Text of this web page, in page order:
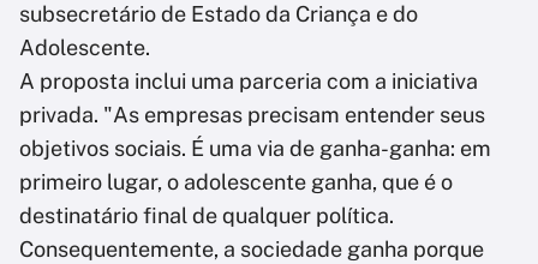
subsecretário de Estado da Criança e do
Adolescente.
A proposta inclui uma parceria com a iniciativa
privada. "As empresas precisam entender seus
objetivos sociais. É uma via de ganha-ganha: em
primeiro lugar, o adolescente ganha, que é o
destinatário final de qualquer política.
Consequentemente, a sociedade ganha porque